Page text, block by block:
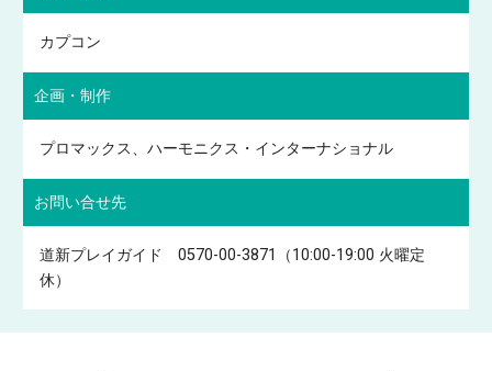
カプコン
企画・制作
プロマックス、ハーモニクス・インターナショナル
お問い合せ先
道新プレイガイド 0570-00-3871（10:00-19:00 火曜定
休）